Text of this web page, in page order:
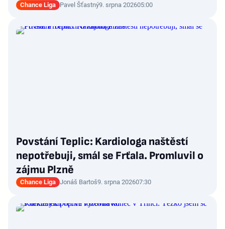
Chance Liga Pavel Šťastný9. srpna 202605:00
Povstání Teplic: Kardiologa naštěstí
nepotřebuji, smál se Frťala. Promluvil o
zájmu Plzně
Chance Liga Jonáš Bartoš9. srpna 202607:30